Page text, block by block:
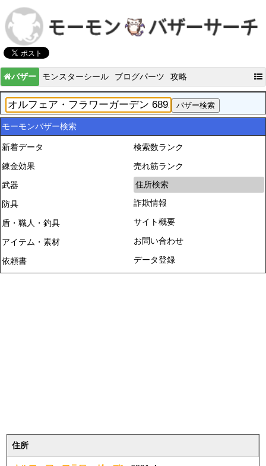
バザー モンスターシール ブログパーツ 攻略
モーモンバザー検索
新着データ
錬金効果
武器
防具
盾・職人・釣具
アイテム・素材
依頼書
検索数ランク
売れ筋ランク
住所検索
詐欺情報
サイト概要
お問い合わせ
データ登録
住所